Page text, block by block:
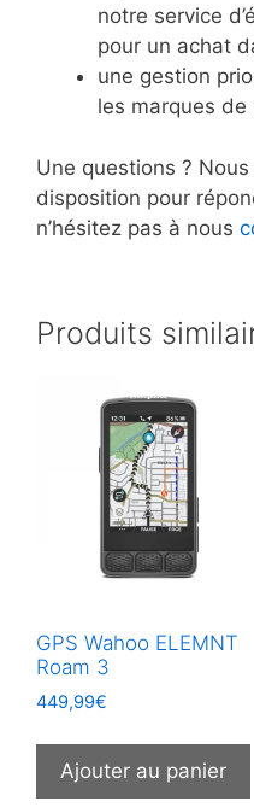
notre service
pour un achat
une gestion
les marques de
Une questions ?
disposition pour
n’hésitez pas à nous
Produits
GPS Wahoo ELEMNT
Roam 3
449,99€
Ajouter au panier